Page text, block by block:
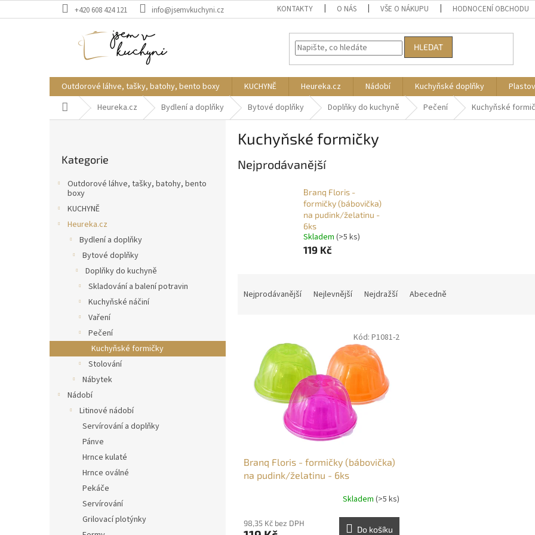
na
+420 608 424 121 info@jsemvkuchyni.cz KONTAKTY O NÁS VŠE O NÁKUPU HODNOCENÍ OBCHODU
HLEDAT
Outdorové láhve, tašky, batohy, bento boxy KUCHYNĚ Heureka.cz Nádobí Kuchyňské doplňky
Domů Heureka.cz Bydlení a doplňky Bytové doplňky Doplňky do kuchyně Pečení Kuchyňské
kategorie
Kategorie
Outdorové láhve, tašky, batohy, bento
boxy
KUCHYNĚ
Heureka.cz
Bydlení a doplňky
Bytové doplňky
Doplňky do kuchyně
Skladování a balení potravin
Kuchyňské náčiní
Vaření
Pečení
Kuchyňské formičky
Stolování
Nábytek
Nádobí
Litinové nádobí
Servírování a doplňky
Pánve
Hrnce kulaté
Hrnce oválné
Pekáče
Servírování
Grilovací plotýnky
Kuchyňské formičky
Nejprodávanější
Branq Floris -
formičky (bábovička)
na pudink/želatinu -
6ks
Skladem (>5 ks)
119 Kč
Nejprodávanější Nejlevnější Nejdražší Abecedně
Branq Floris - formičky (bábovička)
na pudink/želatinu - 6ks
Skladem (>5 ks)
98,35 Kč bez DPH
Do košíku
Kód: P1081-2